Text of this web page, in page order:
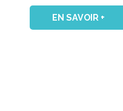
EN SAVOIR +